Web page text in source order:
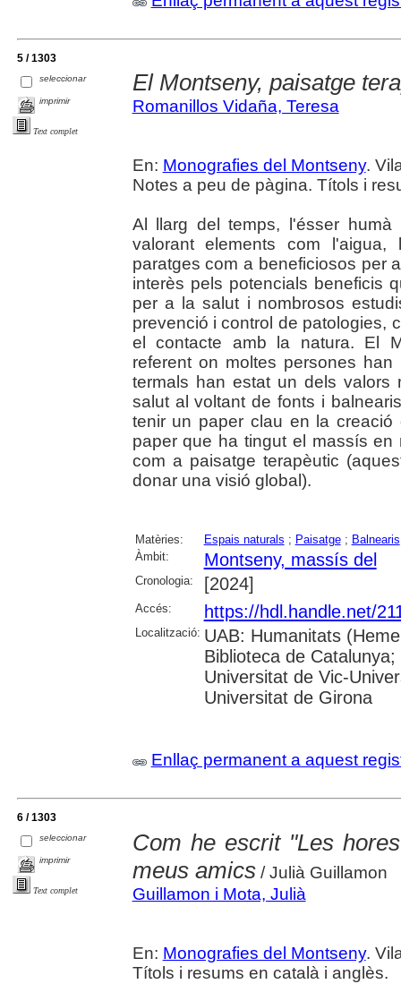
5 / 1303
seleccionar
imprimir
Text complet
El Montseny, paisatge
Romanillos Vidaña, Teresa
En: Monografies del Montseny.
Notes a peu de pàgina. Títols i
Al llarg del temps, l'ésser
valorant elements com
paratges com a beneficiosos per
interès pels potencials beneficis
per a la salut i nombrosos
prevenció i control de patologies,
el contacte amb la natura. El
referent on moltes persones
termals han estat un dels valors
salut al voltant de fonts i
tenir un paper clau en la
paper que ha tingut el massís
com a paisatge terapèutic
donar una visió global).
Matèries: Espais naturals ; Paisatge; Balnearis
Àmbit:
Montseny, massís del
Cronologia: [2024]
Accés: https://hdl.handle.net/
Localització: UAB: Humanitats
Biblioteca de
Universitat de Vic-
Universitat de Girona
Enllaç permanent a aquest
6 / 1303
seleccionar
imprimir
Text complet
Com he escrit "Les
meus amics/ Julià Guillamon
Guillamon i Mota, Julià
En: Monografies del Montseny.
Títols i resums en català i anglès.